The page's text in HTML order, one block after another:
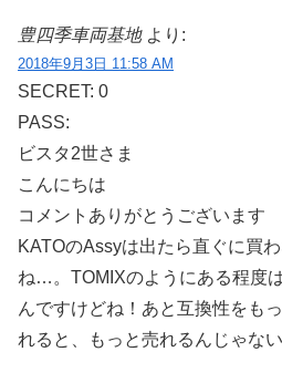
豊四季車両基地 より:
2018年9月3日 11:58 AM
SECRET: 0
PASS:
ビスタ2世さま
こんにちは
コメントありがとうございます
KATOのAssyは出たら直ぐに買
ね…。TOMIXのようにある程度
んですけどね！あと互換性をも
れると、もっと売れるんじゃな